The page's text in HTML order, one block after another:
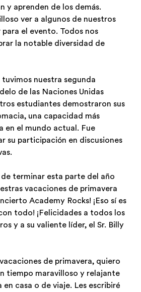
y aprenden de los demás.
ver a algunos de nuestros
el evento. Todos nos
la notable diversidad de
nuestra segunda
de las Naciones Unidas
estudiantes demostraron sus
una capacidad más
en el mundo actual. Fue
su participación en discusiones
de terminar esta parte del año
vacaciones de primavera
Academy Rocks! ¡Eso sí es
todo! ¡Felicidades a todos los
y a su valiente líder, el Sr. Billy
de primavera, quiero
tiempo maravilloso y relajante
en casa o de viaje. Les escribiré